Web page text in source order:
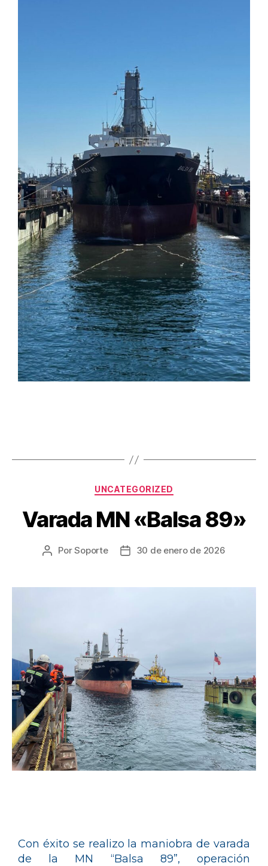
UNCATEGORIZED
Varada MN «Balsa 89»
PorSoporte 30 de enero de 2026
Con éxito se realizo la maniobra de varada
de la MN “Balsa 89”, operación